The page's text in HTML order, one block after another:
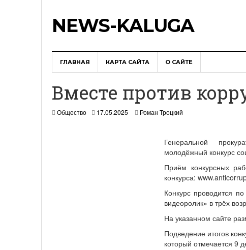
NEWS-KALUGA
ГЛАВНАЯ КАРТА САЙТА О САЙТЕ
Вместе против
Общество 17.05.2025 Роман Троцкий
Генеральной
молодёжный конкурс
Приём конкурсных
конкурса:
Конкурс проводится
видеоролик» в трёх
На указанном сайте
Подведение итогов
который отмечается 9